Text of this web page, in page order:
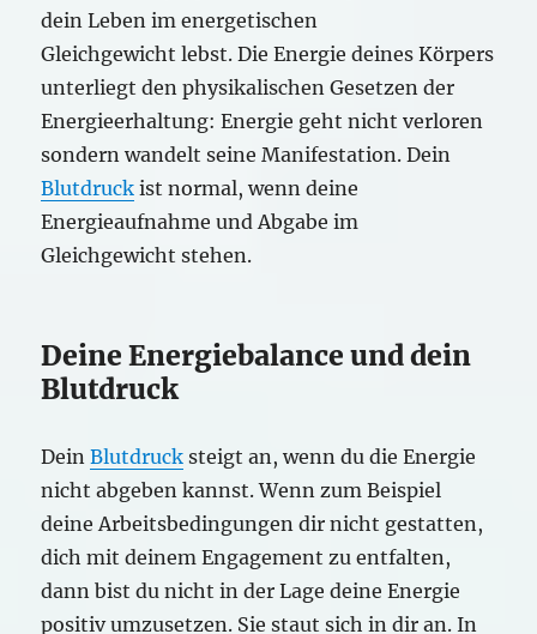
dein Leben im energetischen
Gleichgewicht lebst. Die Energie deines Körpers
unterliegt den physikalischen Gesetzen der
Energieerhaltung: Energie geht nicht verloren
sondern wandelt seine Manifestation. Dein
Blutdruck ist normal, wenn deine
Energieaufnahme und Abgabe im
Gleichgewicht stehen.
Deine Energiebalance und dein
Blutdruck
DeinBlutdruck steigt an, wenn du die Energie
nicht abgeben kannst. Wenn zum Beispiel
deine Arbeitsbedingungen dir nicht gestatten,
dich mit deinem Engagement zu entfalten,
dann bist du nicht in der Lage deine Energie
positiv umzusetzen. Sie staut sich in dir an. In